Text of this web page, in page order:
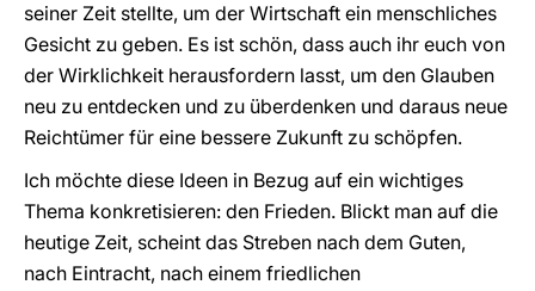
seiner Zeit stellte, um der Wirtschaft ein menschliches
Gesicht zu geben. Es ist schön, dass auch ihr euch von
der Wirklichkeit herausfordern lasst, um den Glauben
neu zu entdecken und zu überdenken und daraus neue
Reichtümer für eine bessere Zukunft zu schöpfen.
Ich möchte diese Ideen in Bezug auf ein wichtiges
Thema konkretisieren: den Frieden. Blickt man auf die
heutige Zeit, scheint das Streben nach dem Guten,
nach Eintracht, nach einem friedlichen